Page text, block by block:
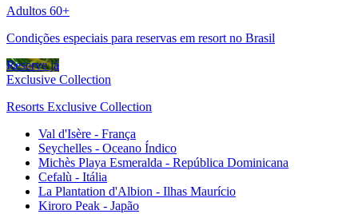
Adultos 60+
Condições especiais para reservas em resort no Brasil
Reserve já
Exclusive Collection
Resorts Exclusive Collection
Val d'Isère - França
Seychelles - Oceano Índico
Michès Playa Esmeralda - República Dominicana
Cefalù - Itália
La Plantation d'Albion - Ilhas Maurício
Kiroro Peak - Japão